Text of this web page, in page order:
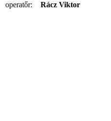
operatőr:
Rácz Viktor